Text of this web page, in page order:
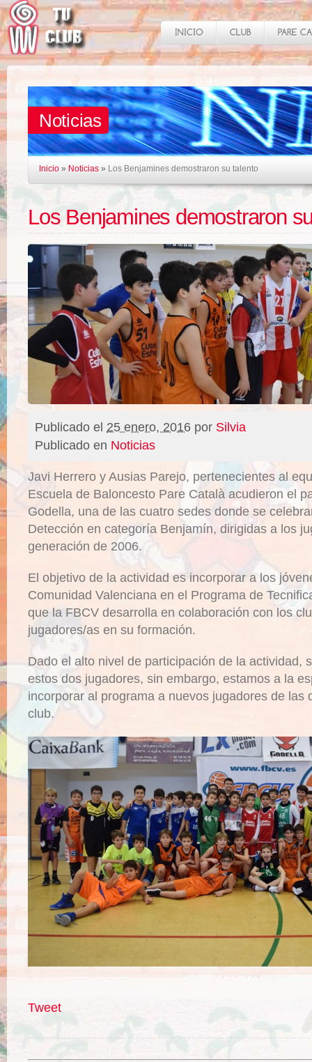
Noticias
Inicio » Noticias » Los Benjamines demostraron su talento
Los Benjamines demostraron
Publicado el 25 enero, 2016 por Silvia
Publicado en Noticias
Javi Herrero y Ausias Parejo, pertenecientes al
Escuela de Baloncesto Pare Català acudieron el
Godella, una de las cuatro sedes donde se
Detección en categoría Benjamín, dirigidas a los
generación de 2006.
El objetivo de la actividad es incorporar a los
Comunidad Valenciana en el Programa de
que la FBCV desarrolla en colaboración con los
jugadores/as en su formación.
Dado el alto nivel de participación de la actividad,
estos dos jugadores, sin embargo, estamos a la
incorporar al programa a nuevos jugadores de las
club.
Tweet